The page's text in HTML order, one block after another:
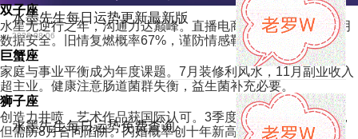
双子座
水星无逆行之年，沟通力达巅峰。直播电商收入翻番，注意4月
数据安全。旧情复燃概率67%，谨防情感勒索。
巨蟹座
家庭与事业平衡成为年度课题。7月装修利风水，11月副业收入
超主业。健康注意肠道菌群失衡，益生菌补充必要。
狮子座
创造力井喷，艺术作品获国际认可。3季度加密货币收益丰厚，
但需防8月合同陷阱。闪婚概率创十年新高。
水墨先生每日运势更新最新版
2026-08-06
水墨先生每日运势免费查询